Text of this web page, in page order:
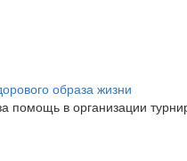
образа жизни
помощь в организации